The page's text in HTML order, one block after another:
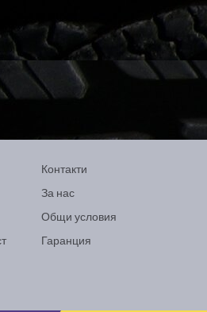
Контакти
За нас
Общи условия
Гаранция